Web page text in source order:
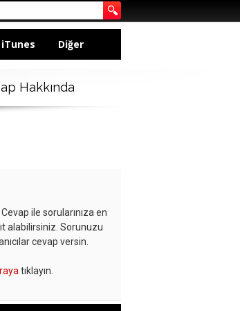
iTunes Diğer
Hakkında
ile sorularınıza en
alabilirsiniz. Sorunuzu
cevap versin.
tıklayın.